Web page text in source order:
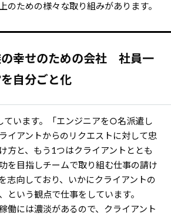
のための様々な取り組みがあります。
の幸せのための会社 社員一
自分ごと化
ています。「エンジニアを○名派遣し
イアントからのリクエストに対して忠
方と、もう1つはクライアントととも
を目指しチームで取り組む仕事の請け
志向しており、いかにクライアントの
という観点で仕事をしています。
働には濃淡があるので、クライアント